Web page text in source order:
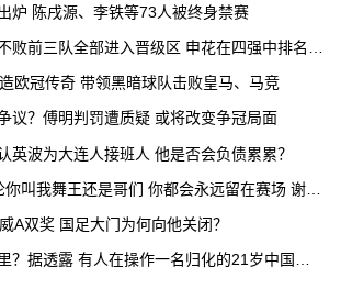
炉 陈戌源、李铁等73人被终身禁赛
败前三队全部进入晋级区 申花在四强中排名第
欧冠传奇 带领黑暗球队击败皇马、马竞
议？傅明判罚遭质疑 或将改变争冠局面
英波为大连人接班人 他是否会负债累累？
叫我舞王还是哥们 你都会永远留在赛场 谢谢
A双奖 国足大门为何向他关闭？
？据透露 有人在操作一名归化的21岁中国中